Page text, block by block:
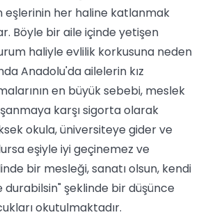
eşlerinin her haline katlanmak
Böyle bir aile içinde yetişen
haliyle evlilik korkusuna neden
Anadolu'da ailelerin kız
en büyük sebebi, meslek
karşı sigorta olarak
okula, üniversiteye gider ve
eşiyle iyi geçinemez ve
bir mesleği, sanatı olsun, kendi
durabilsin" şeklinde bir düşünce
okutulmaktadır.